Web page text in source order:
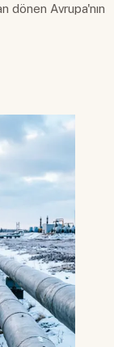
dönen Avrupa'nın